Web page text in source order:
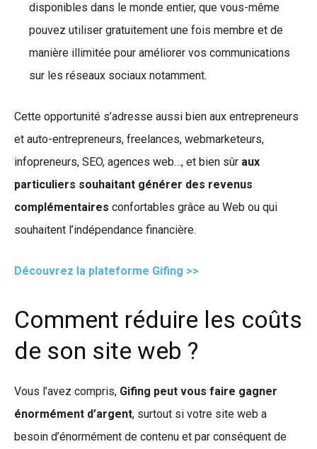
disponibles dans le monde entier, que vous-même
pouvez utiliser gratuitement une fois membre et de
manière illimitée pour améliorer vos communications
sur les réseaux sociaux notamment.
Cette opportunité s’adresse aussi bien aux entrepreneurs
et auto-entrepreneurs, freelances, webmarketeurs,
infopreneurs, SEO, agences web…, et bien sûr aux
particuliers souhaitant générer des revenus
complémentaires confortables grâce au Web ou qui
souhaitent l’indépendance financière.
Découvrez la plateforme Gifing >>
Comment réduire les coûts
de son site web ?
Vous l’avez compris, Gifing peut vous faire gagner
énormément d’argent, surtout si votre site web a
besoin d’énormément de contenu et par conséquent de